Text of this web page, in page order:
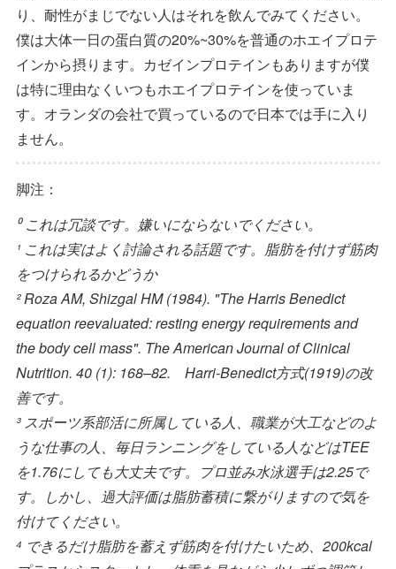
り、耐性がまじでない人はそれを飲んでみてください。
僕は大体一日の蛋白質の20%~30%を普通のホエイプロテ
インから摂ります。カゼインプロテインもありますが僕
は特に理由なくいつもホエイプロテインを使っていま
す。オランダの会社で買っているので日本では手に入り
ません。
脚注：
⁰ これは冗談です。嫌いにならないでください。
¹ これは実はよく討論される話題です。脂肪を付けず筋肉
をつけられるかどうか
² Roza AM, Shizgal HM (1984). "The Harris Benedict
equation reevaluated: resting energy requirements and
the body cell mass". The American Journal of Clinical
Nutrition. 40 (1): 168–82. Harri-Benedict方式(1919)の改
善です。
³ スポーツ系部活に所属している人、職業が大工などのよ
うな仕事の人、毎日ランニングをしている人などはTEE
を1.76にしても大丈夫です。プロ並み水泳選手は2.25で
す。しかし、過大評価は脂肪蓄積に繋がりますので気を
付けてください。
⁴ できるだけ脂肪を蓄えず筋肉を付けたいため、200kcal